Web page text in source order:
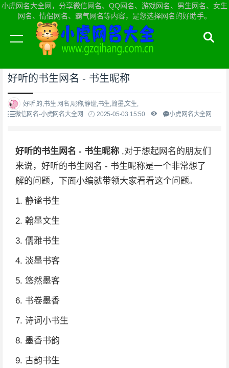
小虎网名大全网，分享微信网名、QQ网名、游戏网名、男生网名、女生
网名、情侣网名、霸气网名等内容，是您选择网名的好助手。
当前位置：小虎网名大全网首页>微信网名
好听的书生网名 - 书生昵称
好听,的,书生,网名,昵称,静谧,书生,翰墨,文生,
微信网名-小虎网名大全网
2025-05-03 15:50 小虎网名大全网
好听的书生网名 - 书生昵称 ,对于想起网名的朋友们
来说，好听的书生网名 - 书生昵称是一个非常想了
解的问题，下面小编就带领大家看看这个问题。
1. 静谧书生
2. 翰墨文生
3. 儒雅书生
4. 淡墨书客
5. 悠然墨客
6. 书卷墨香
7. 诗词小书生
8. 墨香书韵
9. 古韵书生